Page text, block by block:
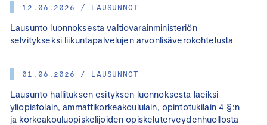
12.06.2026 / LAUSUNNOT
Lausunto luonnoksesta valtiovarainministeriön
selvitykseksi liikuntapalvelujen arvonlisäverokohtelusta
01.06.2026 / LAUSUNNOT
Lausunto hallituksen esityksen luonnoksesta laeiksi
yliopistolain, ammattikorkeakoululain, opintotukilain 4 §:n
ja korkeakouluopiskelijoiden opiskeluterveydenhuollosta